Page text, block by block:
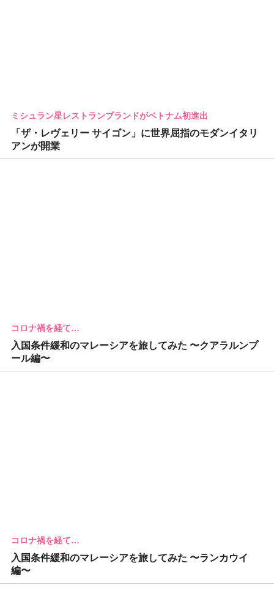
ミシュラン星レストランブランドがベトナム初進出
「ザ・レヴェリー サイゴン」に世界屈指のモダンイタリ
アンが開業
コロナ禍を経て…
入国条件緩和のマレーシアを旅してみた 〜クアラルンプ
ール編〜
コロナ禍を経て…
入国条件緩和のマレーシアを旅してみた 〜ランカウイ
編〜